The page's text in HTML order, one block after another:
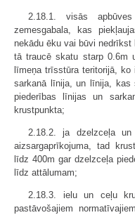
2.18.1. visās
zemesgabala, kas
nekādu ēku vai būvi
tā traucē skatu starp 0.6m
līmeņa trīsstūra teritorijā, ko
sarkanā līnija, un līnija, kas
piederības līnijas un
krustpunkta;
2.18.2. ja dzelzceļa
aizsargaprīkojuma, tad
līdz 400m gar dzelzceļa
līdz attālumam;
2.18.3. ielu un ceļu
pastāvošajiem